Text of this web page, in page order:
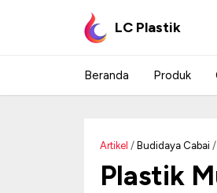
LC Plastik
Beranda Produk
Artikel / Budidaya Cabai /
Plastik